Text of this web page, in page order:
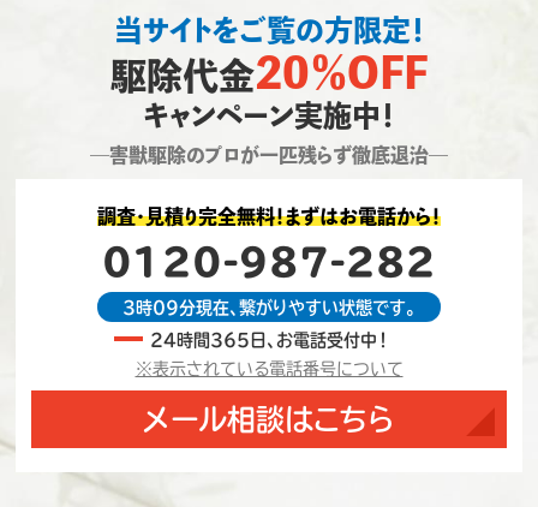
当サイトをご覧の方限定！
駆除代金20％OFF
キャンペーン実施中！
―害獣駆除のプロが一匹残らず徹底退治―
調査・見積り完全無料！まずはお電話から！
0120-987-282
3時09分現在、繋がりやすい状態です。
24時間365日、お電話受付中！
※表示されている電話番号について
メール相談はこちら